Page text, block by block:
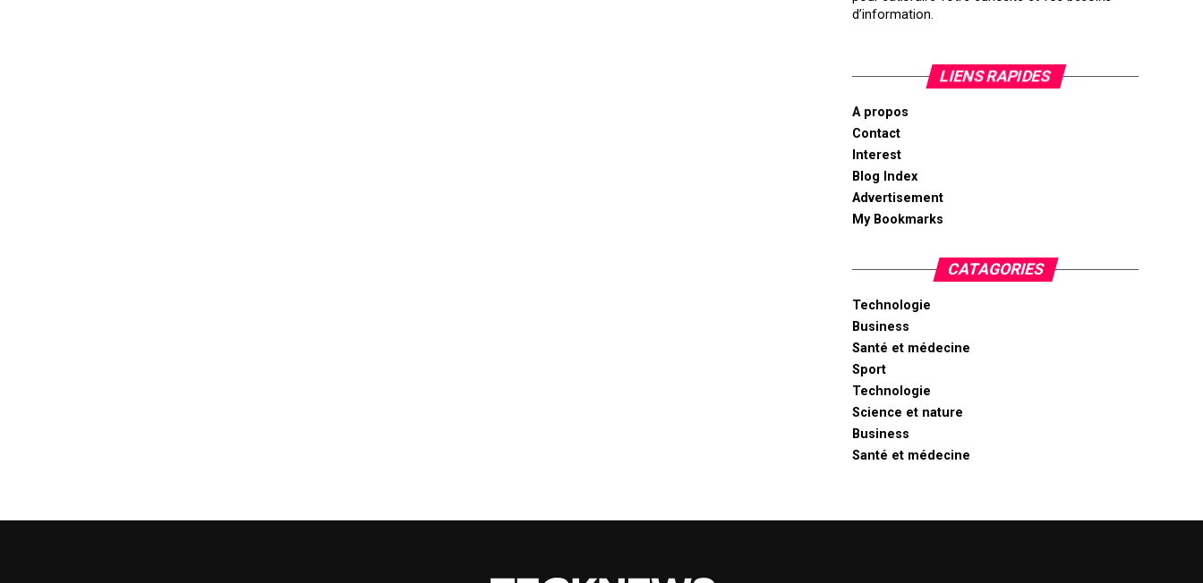
d’information.
LIENS RAPIDES
A propos
Contact
Interest
Blog Index
Advertisement
My Bookmarks
CATAGORIES
Technologie
Business
Santé et médecine
Sport
Technologie
Science et nature
Business
Santé et médecine